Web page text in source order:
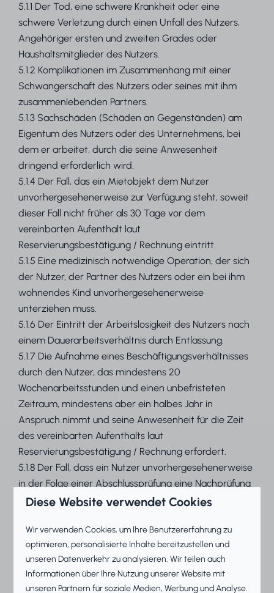
5.1.1 Der Tod, eine schwere Krankheit oder eine
schwere Verletzung durch einen Unfall des Nutzers,
Angehöriger ersten und zweiten Grades oder
Haushaltsmitglieder des Nutzers.
5.1.2 Komplikationen im Zusammenhang mit einer
Schwangerschaft des Nutzers oder seines mit ihm
zusammenlebenden Partners.
5.1.3 Sachschäden (Schäden an Gegenständen) am
Eigentum des Nutzers oder des Unternehmens, bei
dem er arbeitet, durch die seine Anwesenheit
dringend erforderlich wird.
5.1.4 Der Fall, das ein Mietobjekt dem Nutzer
unvorhergesehenerweise zur Verfügung steht, soweit
dieser Fall nicht früher als 30 Tage vor dem
vereinbarten Aufenthalt laut
Reservierungsbestätigung / Rechnung eintritt.
5.1.5 Eine medizinisch notwendige Operation, der sich
der Nutzer, der Partner des Nutzers oder ein bei ihm
wohnendes Kind unvorhergesehenerweise
unterziehen muss.
5.1.6 Der Eintritt der Arbeitslosigkeit des Nutzers nach
einem Dauerarbeitsverhältnis durch Entlassung.
5.1.7 Die Aufnahme eines Beschäftigungsverhältnisses
durch den Nutzer, das mindestens 20
Wochenarbeitsstunden und einen unbefristeten
Zeitraum, mindestens aber ein halbes Jahr in
Anspruch nimmt und seine Anwesenheit für die Zeit
des vereinbarten Aufenthalts laut
Reservierungsbestätigung / Rechnung erfordert.
5.1.8 Der Fall, dass ein Nutzer unvorhergesehenerweise
in der Folge einer Abschlussprüfung eine Nachprüfung
ablegen muss, die zu keiner anderen Zeit stattfinden
5.1.9 Endgültiges Scheitern der Ehe des Nutzers, sofern
ein Ehescheidungsverfahren eingeleitet wurde. Die
Auflösung eines notariell beglaubigten
Partnerschaftsvertrags wird dabei dem endgültigen
Diese Website verwendet Cookies
Wir verwenden Cookies, um Ihre Benutzererfahrung zu
optimieren, personalisierte Inhalte bereitzustellen und
unseren Datenverkehr zu analysieren. Wir teilen auch
Informationen über Ihre Nutzung unserer Website mit
unseren Partnern für soziale Medien, Werbung und Analyse.